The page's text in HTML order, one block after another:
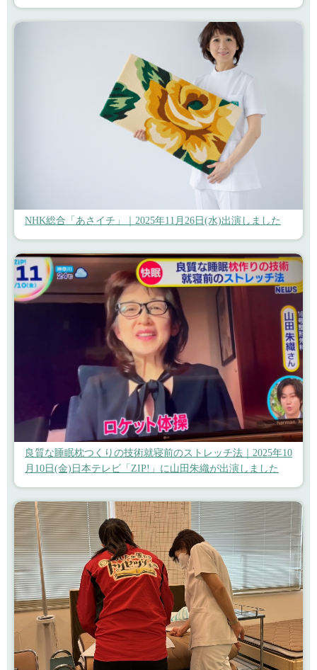
NHK総合「あさイチ」｜2025年11月26日(水)出演しました
良質な睡眠枕つくりの技術就寝前のストレッチ法｜2025年10
月10日(金)日本テレビ「ZIP!」に山田朱織が出演しました